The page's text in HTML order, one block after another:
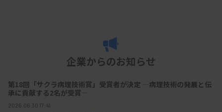
企業からのお知らせ
第18回「サクラ病理技術賞」受賞者が決定 ―病理技術の発展と伝
承に貢献する2名が受賞―
2026.06.30 17:41